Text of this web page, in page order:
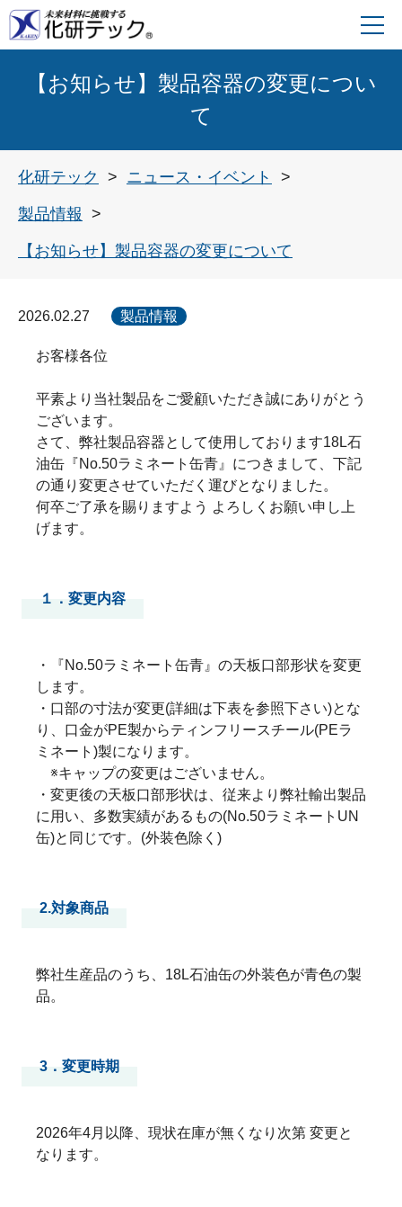
【お知らせ】製品容器の変更につい
て
化研テック ニュース・イベント
製品情報
【お知らせ】製品容器の変更について
2026.02.27 製品情報
お客様各位
平素より当社製品をご愛顧いただき誠にありがとう
ございます。
さて、弊社製品容器として使用しております18L石
油缶『No.50ラミネート缶青』につきまして、下記
の通り変更させていただく運びとなりました。
何卒ご了承を賜りますよう よろしくお願い申し上
げます。
１．変更内容
・『No.50ラミネート缶青』の天板口部形状を変更
します。
・口部の寸法が変更(詳細は下表を参照下さい)とな
り、口金がPE製からティンフリースチール(PEラ
ミネート)製になります。
※キャップの変更はございません。
・変更後の天板口部形状は、従来より弊社輸出製品
に用い、多数実績があるもの(No.50ラミネートUN
缶)と同じです。(外装色除く)
2.対象商品
弊社生産品のうち、18L石油缶の外装色が青色の製
品。
3．変更時期
2026年4月以降、現状在庫が無くなり次第 変更と
なります。